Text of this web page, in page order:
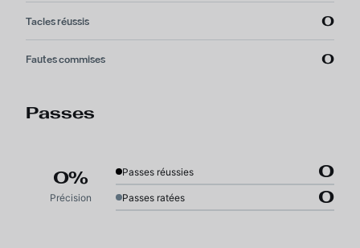
Tacles réussis 0
Fautes commises 0
Passes
0%
Précision
Passes réussies 0
Passes ratées 0